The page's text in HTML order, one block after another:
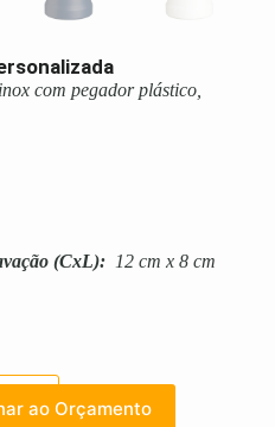
com pegador plástico,
(CxL): 12 cm x 8 cm
ao Orçamento